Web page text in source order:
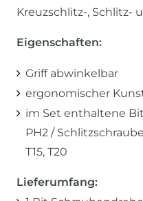
Kreuzschlitz-, Schlitz-
Eigenschaften:
Griff abwinkelbar
ergonomischer
im Set enthaltene
PH2 /
T15, T20
Lieferumfang: